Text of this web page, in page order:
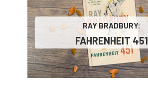
RAY BRADBURY:
FAHRENHEIT 451